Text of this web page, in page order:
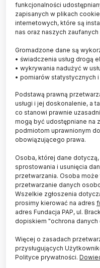
Wspólnota
mieszkańców
Homo sapiens i
krzyżowali się ze
elementy wspólnej
ponad 20 tys. lat –
opublikowanego w
tureckiej jaskini
wykorzystywały te
przedmioty.
w
funkcjonalności
zapisanych w plikach
internetowych, które są
nas oraz naszych zaufanych
Gromadzone dane są
• świadczenia usług drogą
• wykrywania nadużyć w
• pomiarów statystycznych i
Podstawą prawną
usługi i jej doskonalenie, a
co stanowi prawnie
mogą być udostępniane na
podmiotom uprawnionym
obowiązującego prawa.
Osoba, której dane
sprostowania i usunięcia
przetwarzania. Osoba
przetwarzanie danych
Wszelkie zgłoszenia
prosimy kierować na adres
adres Fundacja PAP, ul.
dopiskiem "ochrona
Więcej o zasadach
przysługujących
Polityce prywatności.